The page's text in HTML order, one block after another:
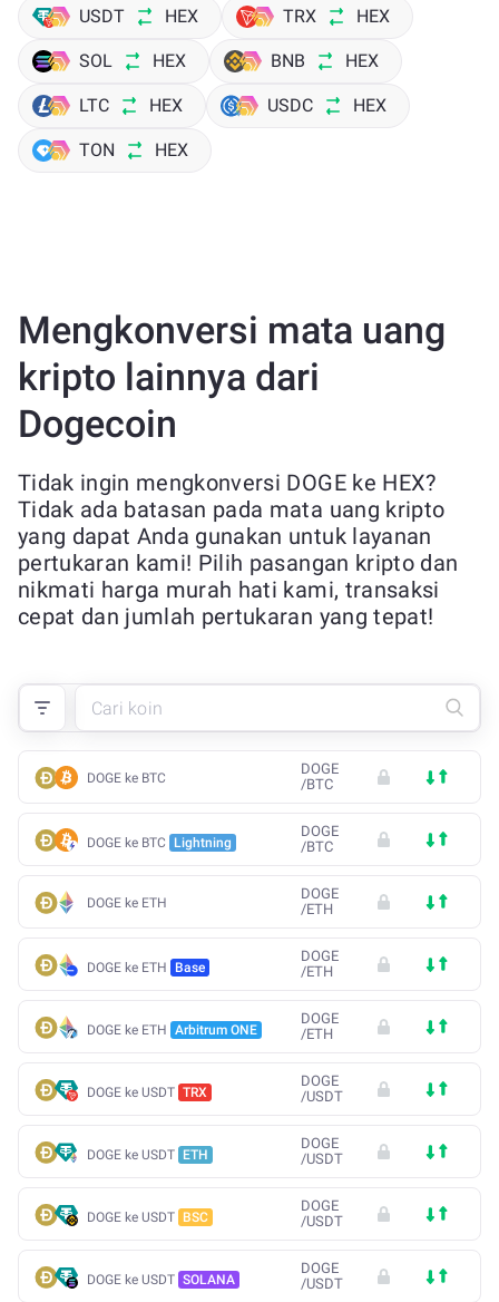
USDT HEX TRX HEX
SOL HEX BNB HEX
LTC HEX USDC HEX
TON HEX
Mengkonversi mata uang
kripto lainnya dari
Dogecoin
Tidak ingin mengkonversi DOGE ke HEX?
Tidak ada batasan pada mata uang kripto
yang dapat Anda gunakan untuk layanan
pertukaran kami! Pilih pasangan kripto dan
nikmati harga murah hati kami, transaksi
cepat dan jumlah pertukaran yang tepat!
DOGE ke BTC
DOGE
/BTC
DOGE ke BTC Lightning
DOGE
/BTC
DOGE ke ETH
DOGE
/ETH
DOGE ke ETH Base
DOGE
/ETH
DOGE ke ETH Arbitrum ONE
DOGE
/ETH
DOGE ke USDT TRX
DOGE
/USDT
DOGE ke USDT ETH
DOGE
/USDT
DOGE ke USDT BSC
DOGE
/USDT
DOGE ke USDT SOLANA
DOGE
/USDT